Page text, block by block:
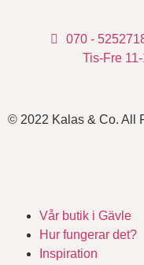
070 -
Tis-Fre
© 2022 Kalas & Co. All
Vår butik i Gävle
Hur fungerar det?
Inspiration